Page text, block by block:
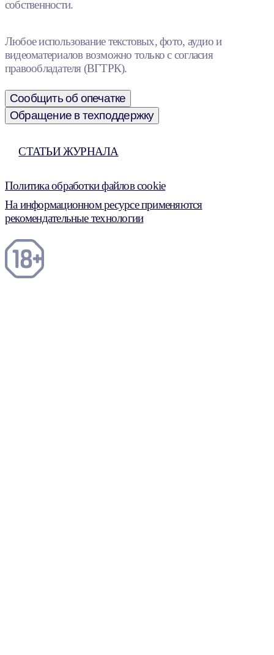
собственности.
Любое использование текстовых, фото, аудио и
видеоматериалов возможно только с согласия
правообладателя (ВГТРК).
Сообщить об опечатке
Обращение в техподдержку
СТАТЬИ ЖУРНАЛА
Политика обработки файлов cookie
На информационном ресурсе применяются
рекомендательные технологии